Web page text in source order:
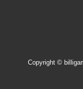
Copyright ©